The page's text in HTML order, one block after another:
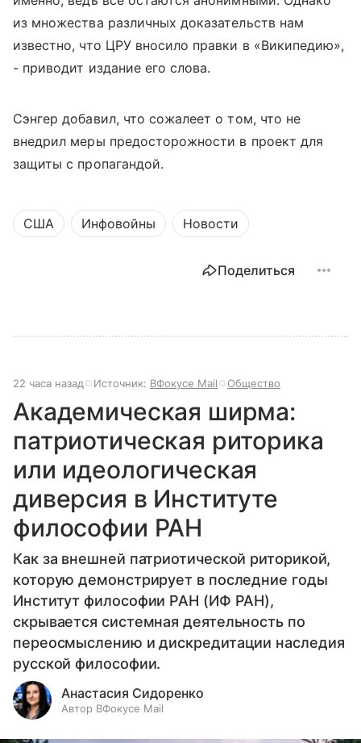
из множества различных доказательств нам
известно, что ЦРУ вносило правки в «Википедию»,
- приводит издание его слова.
Сэнгер добавил, что сожалеет о том, что не
внедрил меры предосторожности в проект для
защиты с пропагандой.
США Инфовойны Новости
Поделиться
22 часа назад Источник: ВФокусе Mail Общество
Академическая ширма:
патриотическая риторика
или идеологическая
диверсия в Институте
философии РАН
Как за внешней патриотической риторикой,
которую демонстрирует в последние годы
Институт философии РАН (ИФ РАН),
скрывается системная деятельность по
переосмыслению и дискредитации наследия
русской философии.
Анастасия Сидоренко
Автор ВФокусе Mail